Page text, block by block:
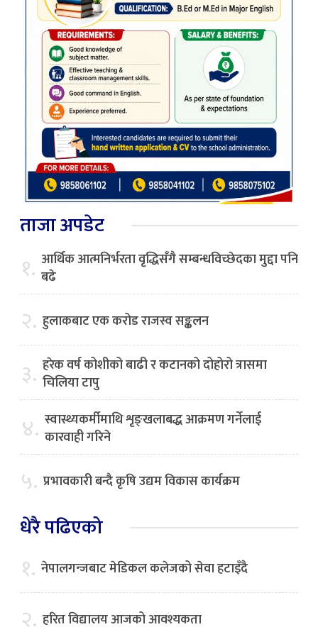
ताजा अपडेट
१. आर्थिक आत्मनिर्भरता वृद्धिसँगै सम्बन्धविच्छेदका मुद्दा पनि
बढे
२. हुलाकबाट एक करोड राजस्व सङ्कलन
३. हरेक वर्ष कोशीको बाढी र कटानको दोहोरो त्रासमा
चिलिया टापु
४. स्वास्थ्यकर्मीमाथि शृङ्खलाबद्ध आक्रमण गर्नेलाई
कारवाही गरिने
५. प्रभावकारी बन्दै कृषि उद्यम विकास कार्यक्रम
धेरै पढिएको
१. नेपालगन्जबाट मेडिकल कलेजको सेवा हटाइँदै
हरित विद्यालय आजको आवश्यकता